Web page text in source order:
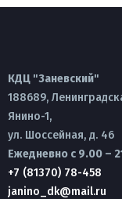
КДЦ "Заневский"
188689,
Янино-1,
ул. Шоссейная, д. 46
Ежедневно с 9.00 –
+7 (81370) 78-458
janino_dk@mail.ru